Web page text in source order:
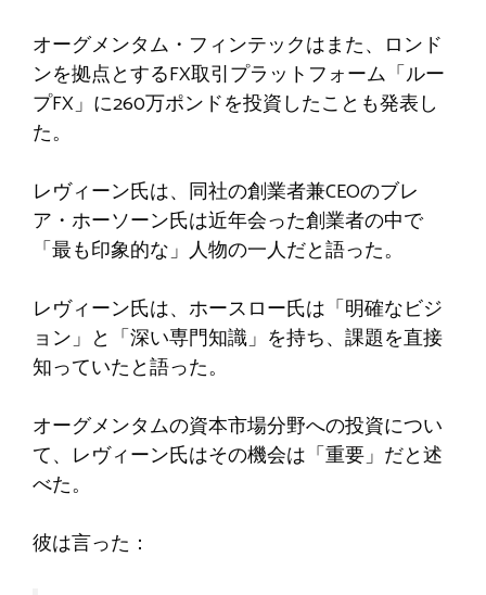
オーグメンタム・フィンテックはまた、ロンド
ンを拠点とするFX取引プラットフォーム「ルー
プFX」に260万ポンドを投資したことも発表し
た。
レヴィーン氏は、同社の創業者兼CEOのブレ
ア・ホーソーン氏は近年会った創業者の中で
「最も印象的な」人物の一人だと語った。
レヴィーン氏は、ホースロー氏は「明確なビジ
ョン」と「深い専門知識」を持ち、課題を直接
知っていたと語った。
オーグメンタムの資本市場分野への投資につい
て、レヴィーン氏はその機会は「重要」だと述
べた。
彼は言った：